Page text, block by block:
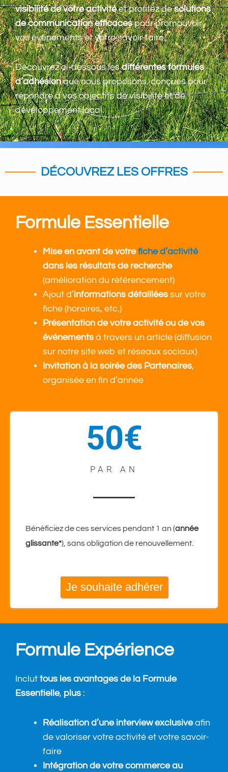
visibilité de votre activitéet profitez desolutions
de communication efficacespour promouvoir
vos événements et votre savoir-faire.
Découvrez ci-dessous lesdifférentes formules
d’adhésionque nous proposons, conçues pour
répondre à vos objectifs de visibilité et de
développement local.
DÉCOUVREZ LES OFFRES
Formule Essentielle
Mise en avant de votrefiche d’activité
dans les résultats de recherche
(amélioration du référencement)
Ajout d’informations détaillées sur votre
fiche (horaires, etc.)
Présentation de votre activité ou de vos
événements à travers un article (diffusion
sur notre site web et réseaux sociaux)
Invitation à la soirée des Partenaires,
organisée en fin d’année
50€
PAR AN
Bénéficiez de ces services pendant 1 an (année
glissante*), sans obligation de renouvellement.
Je souhaite adhérer
Formule Expérience
Inclut tous les avantages de la Formule
Essentielle, plus :
Réalisation d’une interview exclusiveafin
de valoriser votre activité et votre savoir-
faire
Intégration de votre commerce au